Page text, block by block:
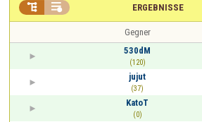
ERGEBNISSE
 
Gegner
530dM
(120)
jujut
(37)
KatoT
(0)